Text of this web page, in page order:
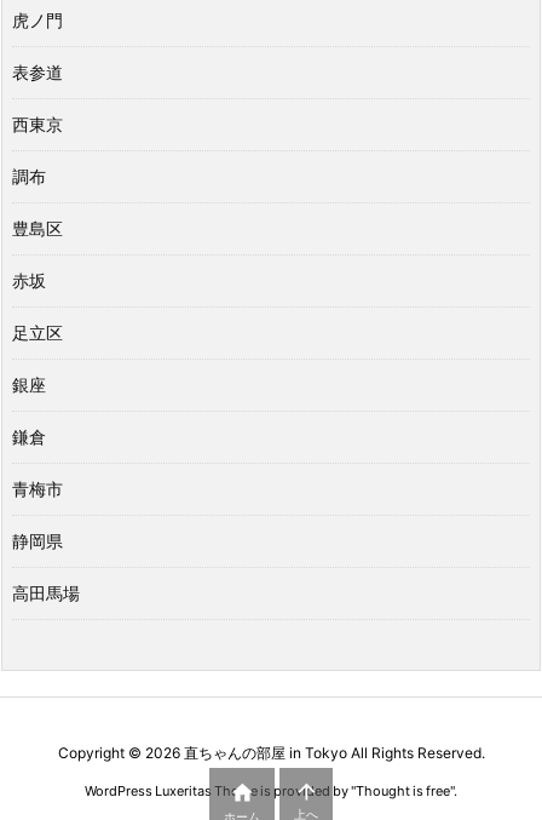
虎ノ門
表参道
西東京
調布
豊島区
赤坂
足立区
銀座
鎌倉
青梅市
静岡県
高田馬場
Copyright © 2026 直ちゃんの部屋 in TokyoAll Rights Reserved.
WordPress Luxeritas Theme is provided by "Thought is free".

ホーム

上へ